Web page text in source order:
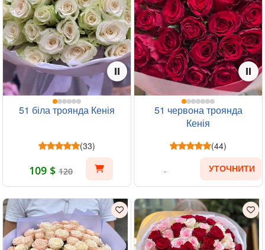
51 біла троянда Кенія
(33)
109 $ 120
51 червона троянда
Кенія
(44)
УТОЧНИТИ